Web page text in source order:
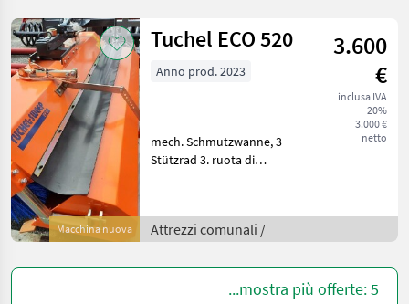
Macchina nuova
Tuchel ECO 520
3.600
€
inclusa IVA
20%
3.000 €
netto
Anno prod. 2023
mech. Schmutzwanne, 3
Stützrad 3. ruota di
Attacco: Attacco anteriore e
posteriore, Forza motrice
Attrezzi comunali /
...mostra più offerte: 5